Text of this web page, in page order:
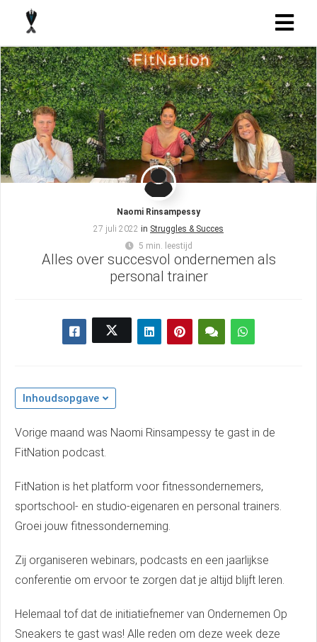
Naomi Rinsampessy
27 juli 2022 in Struggles & Succes
5 min. leestijd
Alles over succesvol ondernemen als
personal trainer
Inhoudsopgave
Vorige maand was Naomi Rinsampessy te gast in de
FitNation podcast.
FitNation is het platform voor fitnessondernemers,
sportschool- en studio-eigenaren en personal trainers.
Groei jouw fitnessonderneming.
Zij organiseren webinars, podcasts en een jaarlijkse
conferentie om ervoor te zorgen dat je altijd blijft leren.
Helemaal tof dat de initiatiefnemer van Ondernemen Op
Sneakers te gast was! Alle reden om deze week deze